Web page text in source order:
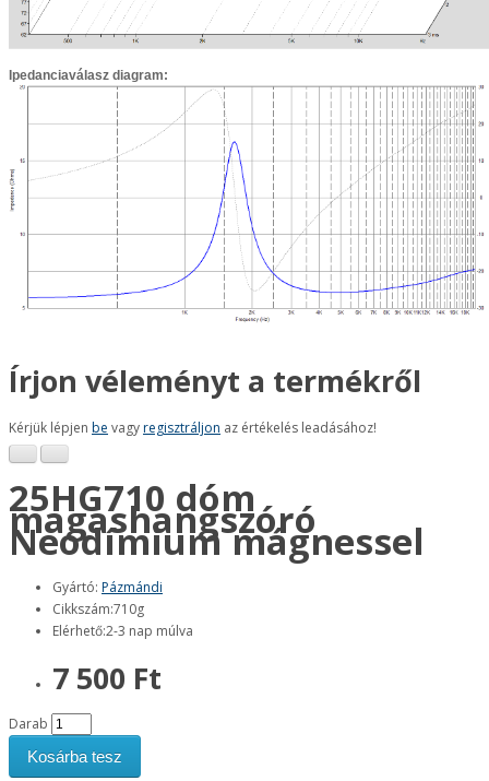
Ipedanciaválasz diagram:
Írjon véleményt a termékről
Kérjük lépjen be vagyregisztráljon az értékelés leadásához!
25HG710 dóm
magashangszóró
Neodímium mágnessel
Gyártó: Pázmándi
Cikkszám:710g
Elérhető:2-3 nap múlva
7 500 Ft
Darab
Kosárba tesz